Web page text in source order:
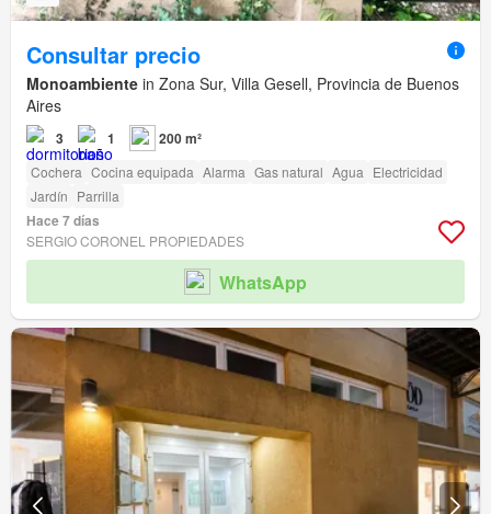
Consultar precio
Monoambiente in Zona Sur, Villa Gesell, Provincia de Buenos
Aires
3 1 200 m²
Cochera Cocina equipada Alarma Gas natural Agua Electricidad
Jardín Parrilla
Hace 7 días
SERGIO CORONEL PROPIEDADES
WhatsApp